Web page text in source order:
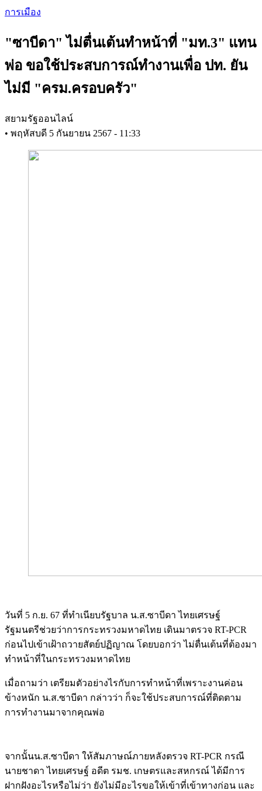
Skip
content
การเมือง
"ซาบีดา" ไม่ตื่นเต้นทำหน้าที่ "มท.3" แทน
พ่อ ขอใช้ประสบการณ์ทำงานเพื่อ ปท. ยัน
ไม่มี "ครม.ครอบครัว"
สยามรัฐออนไลน์
• พฤหัสบดี 5 กันยายน 2567 - 11:33
วันที่ 5 ก.ย. 67 ที่ทำเนียบรัฐบาล น.ส.ซาบีดา ไทยเศรษฐ์
รัฐมนตรีช่วยว่าการกระทรวงมหาดไทย เดินมาตรวจ RT-PCR
ก่อนไปเข้าเฝ้าถวายสัตย์ปฏิญาณ โดยบอกว่า ไม่ตื่นเต้นที่ต้องมา
ทำหน้าที่ในกระทรวงมหาดไทย
เมื่อถามว่า เตรียมตัวอย่างไรกับการทำหน้าที่เพราะงานค่อน
ข้างหนัก น.ส.ซาบีดา กล่าวว่า ก็จะใช้ประสบการณ์ที่ติดตาม
การทำงานมาจากคุณพ่อ
จากนั้นน.ส.ซาบีดา ให้สัมภาษณ์ภายหลังตรวจ RT-PCR กรณี
นายชาดา ไทยเศรษฐ์ อดีต รมช. เกษตรและสหกรณ์ ได้มีการ
ฝากฝังอะไรหรือไม่ว่า ยังไม่มีอะไรขอให้เข้าที่เข้าทางก่อน และ